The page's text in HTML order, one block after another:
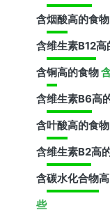
含烟酸高的食
含维生素B12高
含铜高的食物
含维生素B6高
含叶酸高的食
含维生素B2高
含碳水化合物
些